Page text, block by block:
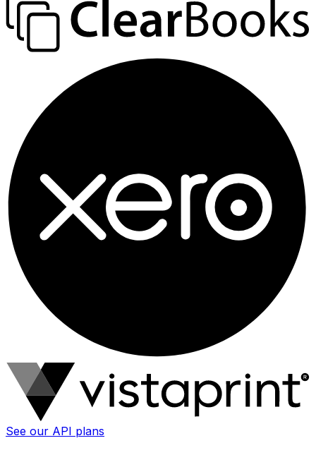
See our API plans